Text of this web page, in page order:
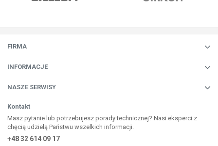
FIRMA
INFORMACJE
NASZE SERWISY
Kontakt
Masz pytanie lub potrzebujesz porady technicznej? Nasi eksperci z
chęcią udzielą Państwu wszelkich informacji.
+48 32 614 09 17